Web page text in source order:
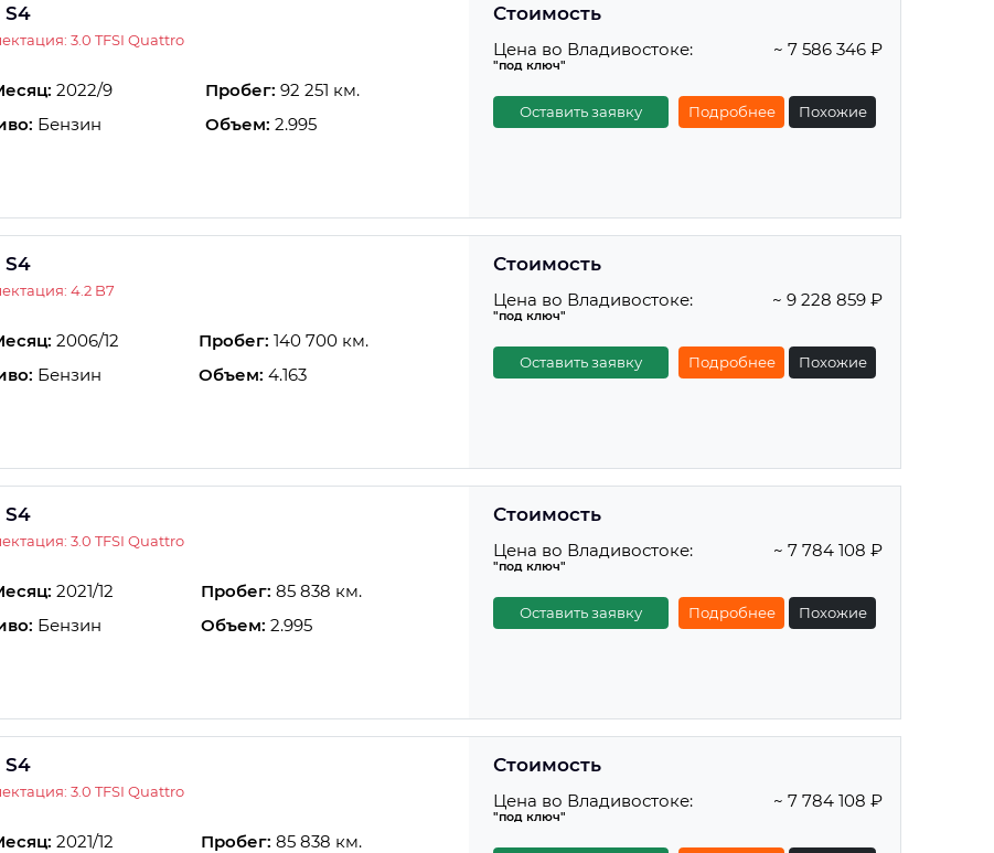
S4
3.0 TFSI Quattro
2022/9 Пробег: 92 251 км.
Бензин Объем: 2.995
Стоимость
Цена во Владивостоке:
"под ключ"
~ 7 586 346 ₽
Оставить заявку Подробнее Похожие
S4
4.2 B7
2006/12 Пробег: 140 700 км.
Бензин Объем: 4.163
Стоимость
Цена во Владивостоке:
"под ключ"
~ 9 228 859 ₽
Оставить заявку Подробнее Похожие
S4
3.0 TFSI Quattro
2021/12 Пробег: 85 838 км.
Бензин Объем: 2.995
Стоимость
Цена во Владивостоке:
"под ключ"
~ 7 784 108 ₽
Оставить заявку Подробнее Похожие
S4
3.0 TFSI Quattro
2021/12 Пробег: 85 838 км.
Стоимость
Цена во Владивостоке:
"под ключ"
~ 7 784 108 ₽